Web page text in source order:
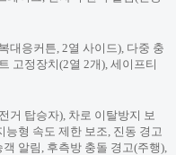
대응커튼, 2열 사이드), 다중 충
고정장치(2열 2개), 세이프티
거 탑승자), 차로 이탈방지 보
능형 속도 제한 보조, 진동 경고
알림, 후측방 충돌 경고(주행),